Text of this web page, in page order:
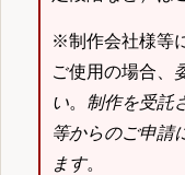
※制作会社様等
ご使用の場合、
い。 制作を受託
等からのご申請
ます。